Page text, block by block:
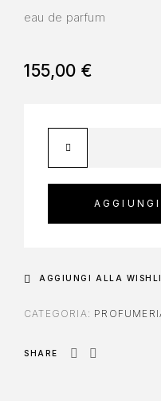
eau de parfum
155,00€
AGGIUNGI ALLA
CATEGORIA:
SHARE